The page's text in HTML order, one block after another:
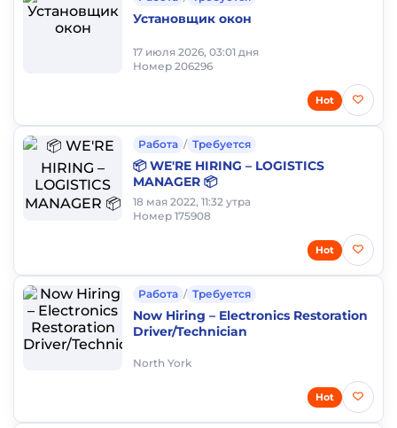
Установщик окон
17 июля 2026, 03:01 дня
Номер 206296
Hot
Работа / Требуется
📦 WE'RE HIRING – LOGISTICS
MANAGER 📦
18 мая 2022, 11:32 утра
Номер 175908
Hot
Работа / Требуется
Now Hiring – Electronics Restoration
Driver/Technician
North York
Hot